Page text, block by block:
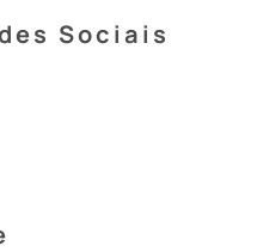
Sociais